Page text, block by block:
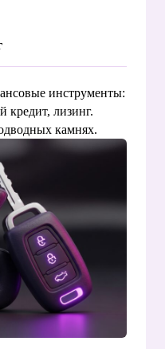
инструменты:
кредит, лизинг.
камнях.